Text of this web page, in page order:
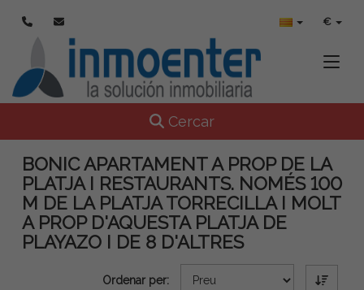
€
Toggle navigation
Cercar
BONIC APARTAMENT A PROP DE LA
PLATJA I RESTAURANTS. NOMÉS 100
M DE LA PLATJA TORRECILLA I MOLT
A PROP D'AQUESTA PLATJA DE
PLAYAZO I DE 8 D'ALTRES
Ordenar per: